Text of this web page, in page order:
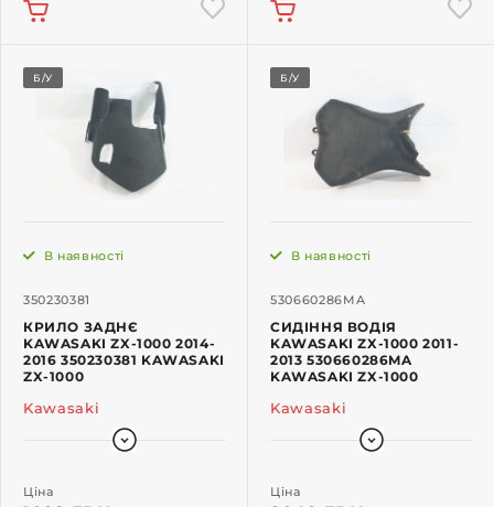
Б/У
350230381
В наявності
КРИЛО ЗАДНЄ
KAWASAKI ZX-1000 2014-
2016 350230381 KAWASAKI
ZX-1000
Kawasaki
Ціна
Б/У
530660286MA
В наявності
СИДІННЯ ВОДІЯ
KAWASAKI ZX-1000 2011-
2013 530660286MA
KAWASAKI ZX-1000
Kawasaki
Ціна